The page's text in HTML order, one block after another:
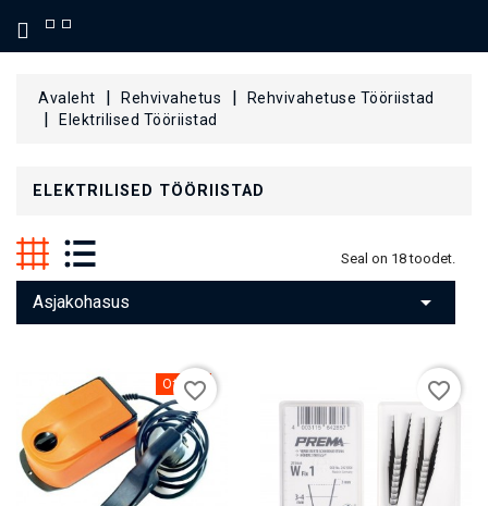
KATEGOORIA
Avaleht Rehvivahetus
Rehvivahetuse Tööriistad
Elektrilised Tööriistad
ELEKTRILISED TÖÖRIISTAD
Seal on 18 toodet.
Asjakohasus 
Otsas
favorite_border favorite_border